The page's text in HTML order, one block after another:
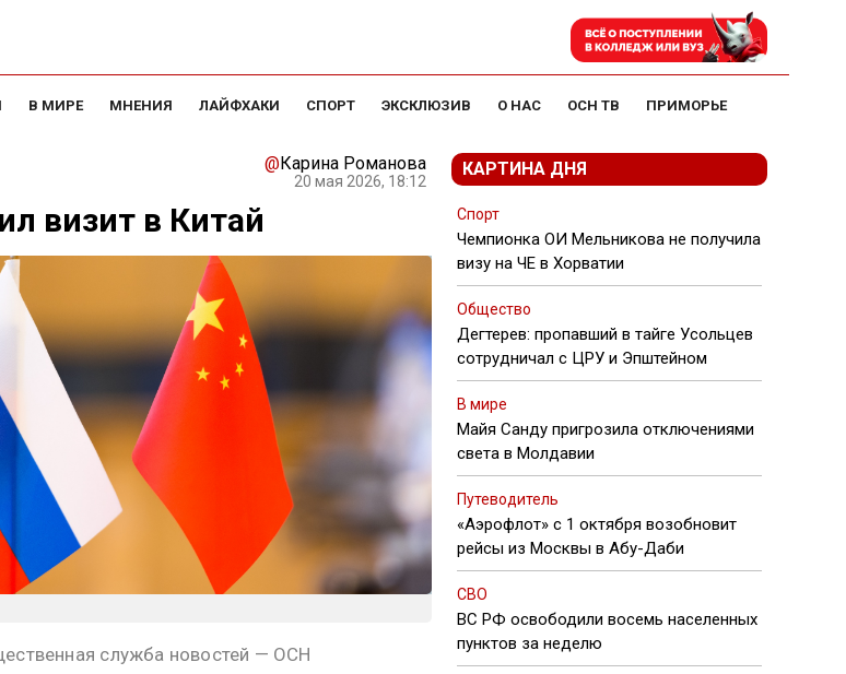
В МИРЕ МНЕНИЯ ЛАЙФХАКИ СПОРТ ЭКСКЛЮЗИВ О НАС ОСН ТВ ПРИМОРЬЕ
@Карина Романова
20 мая 2026, 18:12
визит в Китай
служба новостей — ОСН
КАРТИНА ДНЯ
Спорт
Чемпионка ОИ Мельникова не получила
визу на ЧЕ в Хорватии
Общество
Дегтерев: пропавший в тайге Усольцев
сотрудничал с ЦРУ и Эпштейном
В мире
Майя Санду пригрозила отключениями
света в Молдавии
Путеводитель
«Аэрофлот» с 1 октября возобновит
рейсы из Москвы в Абу-Даби
СВО
ВС РФ освободили восемь населенных
пунктов за неделю